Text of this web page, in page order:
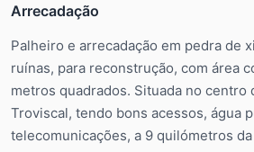
Arrecadação
Palheiro e arrecadação em pedra de
ruínas, para reconstrução, com área
metros quadrados. Situada no centro
Troviscal, tendo bons acessos, água
telecomunicações, a 9 quilómetros